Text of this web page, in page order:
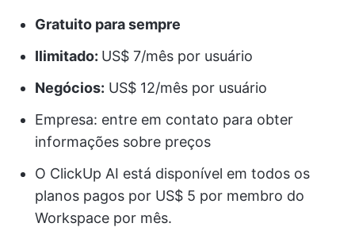
Gratuito para sempre
Ilimitado: US$ 7/mês por usuário
Negócios: US$ 12/mês por usuário
Empresa: entre em contato para obter
informações sobre preços
O ClickUp AI está disponível em todos os
planos pagos por US$ 5 por membro do
Workspace por mês.